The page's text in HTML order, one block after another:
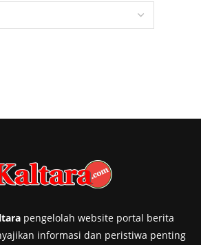
pengelolah website portal berita
informasi dan peristiwa penting